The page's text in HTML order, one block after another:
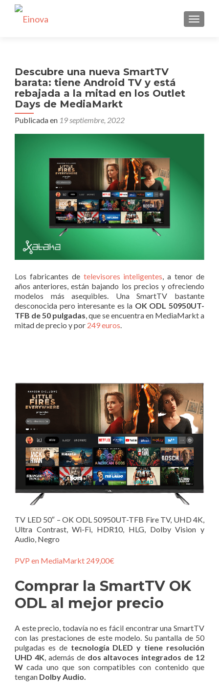
Descubre una nueva SmartTV
barata: tiene Android TV y está
rebajada a la mitad en los Outlet
Days de MediaMarkt
Publicada en 19 septiembre, 2022
Los fabricantes de televisores inteligentes, a tenor de
años anteriores, están bajando los precios y ofreciendo
modelos más asequibles. Una SmartTV bastante
desconocida pero interesante es la OK ODL 50950UT-
TFB de 50 pulgadas, que se encuentra en MediaMarkt a
mitad de precio y por 249 euros.
TV LED 50″ – OK ODL 50950UT-TFB Fire TV, UHD 4K,
Ultra Contrast, Wi-Fi, HDR10, HLG, Dolby Vision y
Audio, Negro
PVP en MediaMarkt 249,00€
Comprar la SmartTV OK
ODL al mejor precio
A este precio, todavía no es fácil encontrar una SmartTV
con las prestaciones de este modelo. Su pantalla de 50
pulgadas es de tecnología DLED y tiene resolución
UHD 4K, además de dos altavoces integrados de 12
W cada uno que son compatibles con contenido que
tengan Dolby Audio.